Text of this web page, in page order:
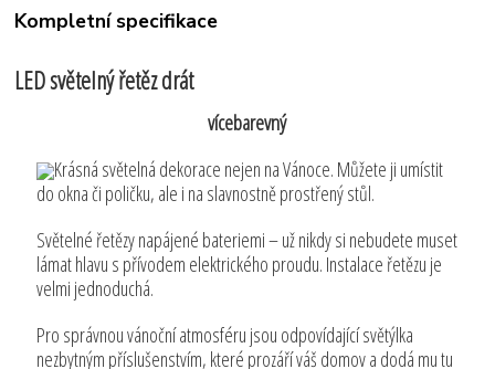
Kompletní specifikace
LED světelný řetěz drát
vícebarevný
Krásná světelná dekorace nejen na Vánoce. Můžete ji umístit
do okna či poličku, ale i na slavnostně prostřený stůl.
Světelné řetězy napájené bateriemi – už nikdy si nebudete muset
lámat hlavu s přívodem elektrického proudu. Instalace řetězu je
velmi jednoduchá.
Pro správnou vánoční atmosféru jsou odpovídající světýlka
nezbytným příslušenstvím, které prozáří váš domov a dodá mu tu